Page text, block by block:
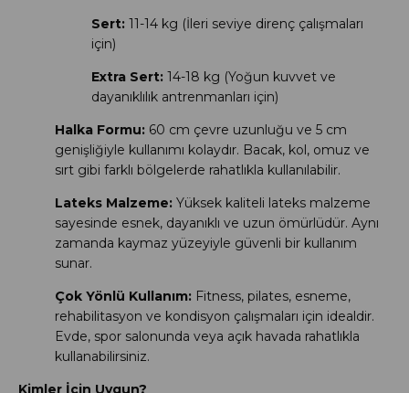
Sert: 11-14 kg (İleri seviye direnç çalışmaları
için)
Extra Sert: 14-18 kg (Yoğun kuvvet ve
dayanıklılık antrenmanları için)
Halka Formu: 60 cm çevre uzunluğu ve 5 cm
genişliğiyle kullanımı kolaydır. Bacak, kol, omuz ve
sırt gibi farklı bölgelerde rahatlıkla kullanılabilir.
Lateks Malzeme: Yüksek kaliteli lateks malzeme
sayesinde esnek, dayanıklı ve uzun ömürlüdür. Aynı
zamanda kaymaz yüzeyiyle güvenli bir kullanım
sunar.
Çok Yönlü Kullanım: Fitness, pilates, esneme,
rehabilitasyon ve kondisyon çalışmaları için idealdir.
Evde, spor salonunda veya açık havada rahatlıkla
kullanabilirsiniz.
Kimler İçin Uygun?